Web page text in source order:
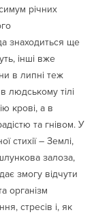
річних
знаходиться ще
інші вже
в липні теж
людському тілі
крові, а в
та гнівом. У
стихії – Землі,
залоза,
змогу відчути
організм
стресів і, як